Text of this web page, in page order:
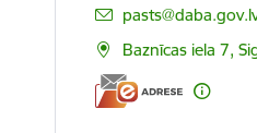
E-pasts:
Baznīcas iela 7,